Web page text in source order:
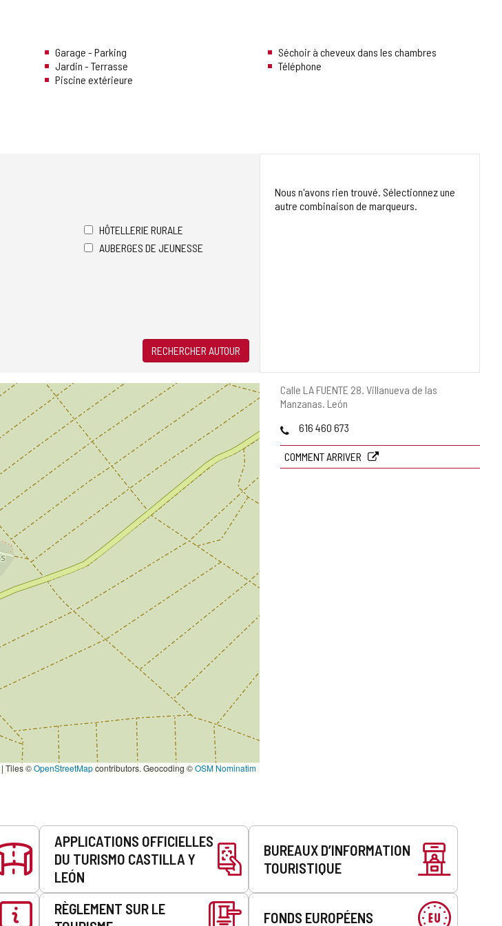
Garage - Parking
Jardin - Terrasse
Piscine extérieure
Séchoir à cheveux dans les chambres
Téléphone
Adresse
postale
Calle LA FUENTE 28. Villanueva de las
Manzanas. León
Téléphones
616 460 673
COMMENT ARRIVER
HÔTELLERIE RURALE
AUBERGES DE JEUNESSE
RECHERCHER AUTOUR
Nous n'avons rien trouvé. Sélectionnez une
autre combinaison de marqueurs.
| Tiles ©OpenStreetMapcontributors. Geocoding ©OSM Nominatim
APPLICATIONS OFFICIELLES
DU TURISMO CASTILLA Y
LEÓN
BUREAUX D’INFORMATION
TOURISTIQUE
RÈGLEMENT SUR LE
FONDS EUROPÉENS